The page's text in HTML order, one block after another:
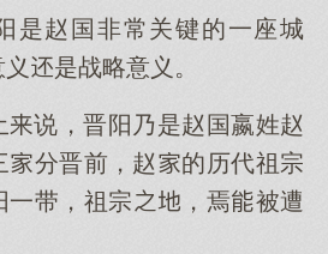
赵国非常关键的一座城
是战略意义。
说，晋阳乃是赵国嬴姓赵
分晋前，赵的历代祖宗
一带，祖宗，焉被遭